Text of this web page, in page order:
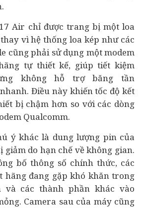
Air chỉ được trang bị một loa
vì hệ thống loa kép như các
cũng phải sử dụng một modem
tự thiết kế, giúp tiết kiệm
không hỗ trợ băng tần
Điều này khiến tốc độ kết
bị chậm hơn so với các dòng
Qualcomm.
ý khác là dung lượng pin của
giảm do hạn chế về không gian.
bố thông số chính thức, các
hãng đang gặp khó khăn trong
và các thành phần khác vào
Camera sau của máy cũng